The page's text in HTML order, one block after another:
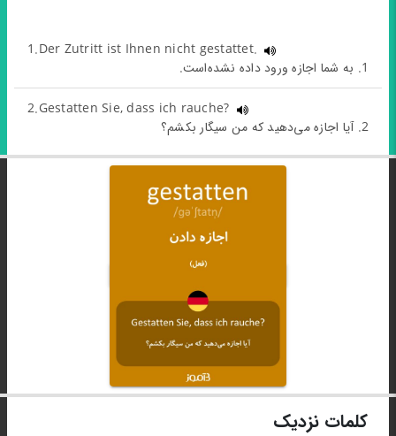
1.Der Zutritt ist Ihnen nicht gestattet.
1. به شما اجازه ورود داده نشده‌است.
2.Gestatten Sie, dass ich rauche?
2. آیا اجازه می‌دهید که من سیگار بکشم؟
کلمات نزدیک